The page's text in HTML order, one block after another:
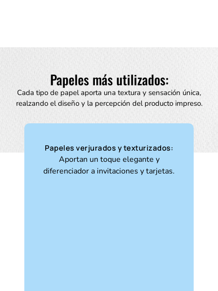
Papeles más utilizados:
Cada tipo de papel aporta una textura y sensación única,
realzando el diseño y la percepción del producto impreso.
Papeles verjurados y texturizados:
Aportan un toque elegante y
diferenciador a invitaciones y tarjetas.